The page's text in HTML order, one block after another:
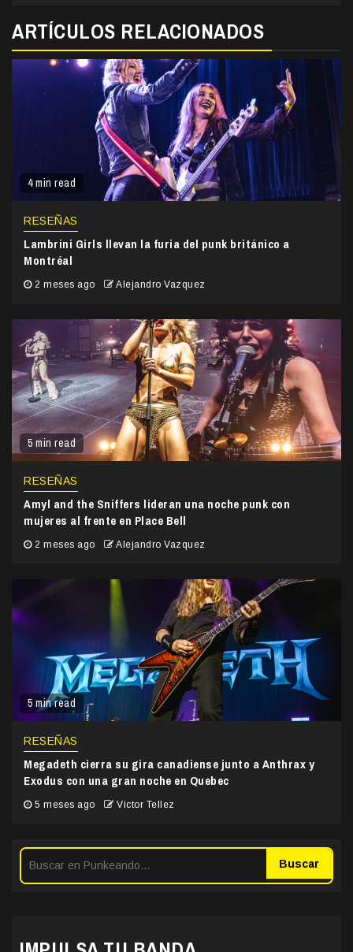
ARTÍCULOS RELACIONADOS
4 min read
RESEÑAS
Lambrini Girls llevan la furia del punk británico a
Montréal
2 meses ago Alejandro Vazquez
5 min read
RESEÑAS
Amyl and the Sniffers lideran una noche punk con
mujeres al frente en Place Bell
2 meses ago Alejandro Vazquez
5 min read
RESEÑAS
Megadeth cierra su gira canadiense junto a Anthrax y
Exodus con una gran noche en Quebec
5 meses ago Victor Tellez
Buscar